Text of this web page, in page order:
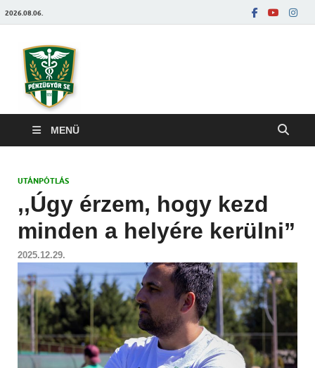
2026.08.06.
MENÜ
UTÁNPÓTLÁS
,,Úgy érzem, hogy kezd
minden a helyére kerülni”
2025.12.29.